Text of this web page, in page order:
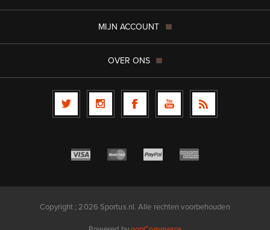
MIJN ACCOUNT
OVER ONS
Copyright ; 2026 Sportus.nl. Alle rechten voorbehouden